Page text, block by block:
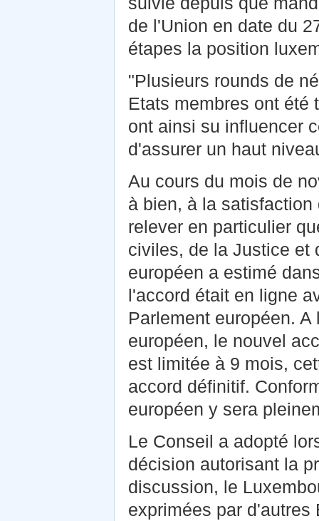
de l'Union en date du
étapes la position
"Plusieurs rounds de
Etats membres ont été
ont ainsi su influencer
d'assurer un haut
Au cours du mois de
à bien, à la
relever en particulier
civiles, de la Justice et
européen a estimé
l'accord était en ligne
Parlement européen.
européen, le nouvel
est limitée à 9 mois,
accord définitif.
européen y sera
Le Conseil a adopté
décision autorisant la
discussion, le
exprimées par